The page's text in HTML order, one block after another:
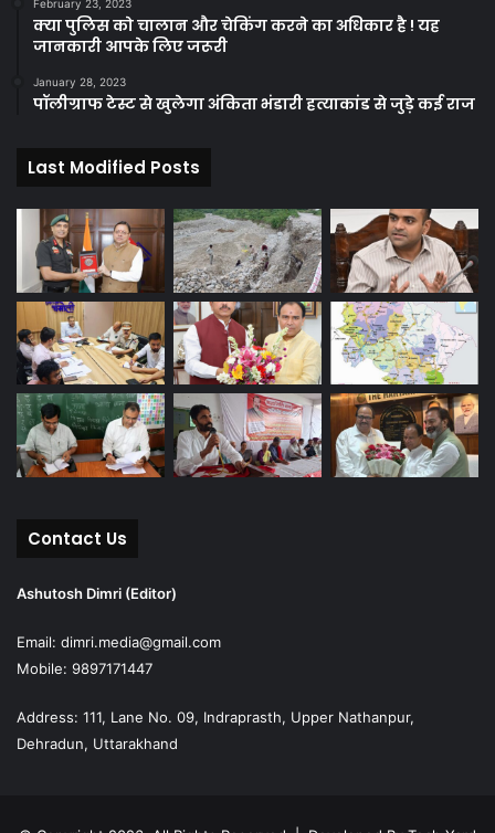
February 23, 2023
क्या पुलिस को चालान और चेकिंग करने का अधिकार है ! यह
जानकारी आपके लिए जरूरी
January 28, 2023
पॉलीग्राफ टेस्ट से खुलेगा अंकिता भंडारी हत्याकांड से जुड़े कई राज
Last Modified Posts
Contact Us
Ashutosh Dimri (Editor)
Email: dimri.media@gmail.com
Mobile: 9897171447
Address: 111, Lane No. 09, Indraprasth, Upper Nathanpur,
Dehradun, Uttarakhand